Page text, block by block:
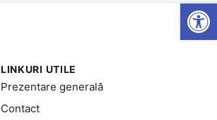
LINKURI UTILE
Prezentare generală
Contact